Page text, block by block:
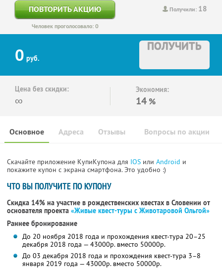
Получили: 18
ПОВТОРИТЬ АКЦИЮ
Человек проголосовало: 0
0 руб.
ПОЛУЧИТЬ
Цена без скидки:
∞
Экономия:
14 %
Основное Отзывы Вопросы по акции
Адреса
Скачайте приложение КупиКупона для IOS или Android и
покажите купон с экрана смартфона. Это удобно :)
ЧТО ВЫ ПОЛУЧИТЕ ПО КУПОНУ
Скидка 14% на участие в рождественских квестах в Словении от
основателя проекта «Живые квест-туры с Животаровой Ольгой»
Раннее бронирование
До 20 ноября 2018 года и прохождения квест-тура 20–25
декабря 2018 года — 43000р. вместо 50000р.
До 03 декабря 2018 года и прохождения квест-тура 3–8
января 2019 года — 43000р. вместо 50000р.